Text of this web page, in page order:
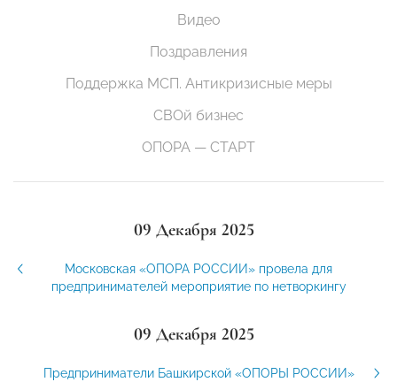
Видео
Поздравления
Поддержка МСП. Антикризисные меры
СВОй бизнес
ОПОРА — СТАРТ
09 Декабря 2025
Московская «ОПОРА РОССИИ» провела для
предпринимателей мероприятие по нетворкингу
09 Декабря 2025
Предприниматели Башкирской «ОПОРЫ РОССИИ»